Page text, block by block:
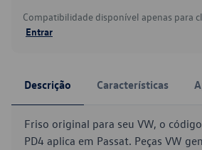
Compatibilidade disponível apenas para
Entrar
Descrição Características
Friso original para seu VW, o
PD4 aplica em Passat. Peças VW